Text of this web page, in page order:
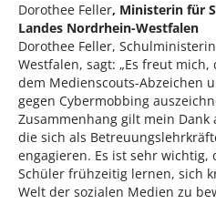
Dorothee Feller, Ministerin für
Landes Nordrhein-Westfalen
Dorothee Feller,
Westfalen, sagt: „Es freut
dem Medienscouts-Abzeichen
gegen Cybermobbing
Zusammenhang gilt mein
die sich als
engagieren. Es ist sehr wichtig,
Schüler frühzeitig lernen, sich
Welt der sozialen Medien zu